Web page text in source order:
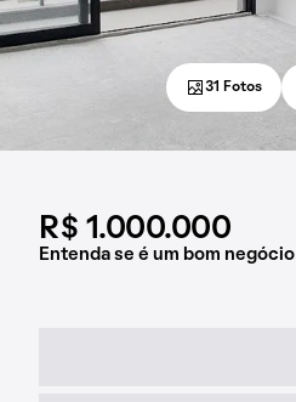
R$ 1.000.000
Entenda se é um bom negócio
31 Fotos